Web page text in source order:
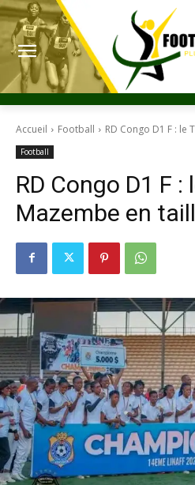
Accueil Football RD Congo D1 F : le
Football
RD Congo D1 F :
Mazembe en